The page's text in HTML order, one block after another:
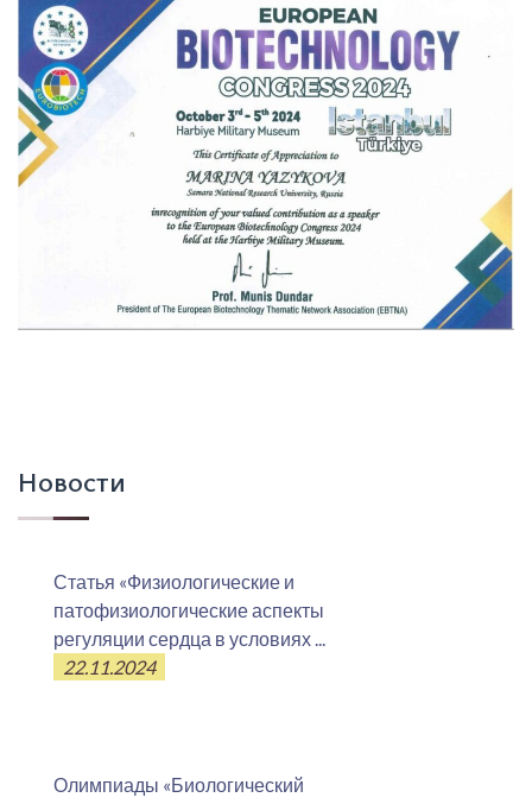
Новости
Статья «Физиологические и
патофизиологические аспекты
регуляции сердца в условиях ...
22.11.2024
Олимпиады «Биологический